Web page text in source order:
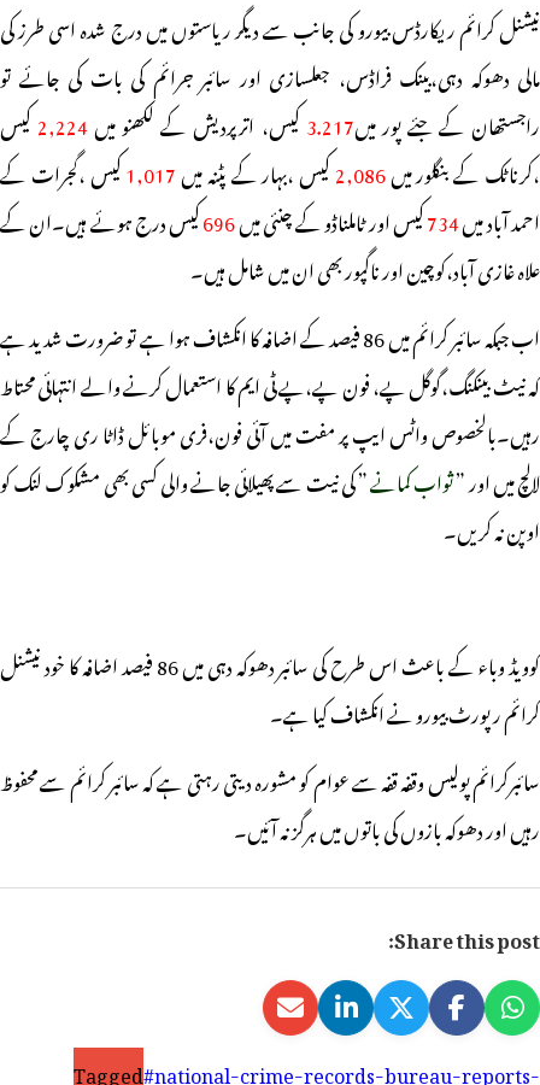
نیشنل کرائم ریکارڈس بیورو کی جانب سے دیگر ریاستوں میں درج شدہ اسی طرز کی
مالی دھوکہ دہی،بینک فراڈس، جعلسازی اور سائبر جرائم کی بات کی جائے تو
راجستھان کے جئے پور میں3.217کیس، اترپردیش کے لکھنو میں2,224کیس
،کرناٹک کے بنگلور میں2,086کیس ،بہار کے پٹنہ میں1,017کیس ،گجرات کے
احمد آباد میں734کیس اور ٹاملناڈو کے چنئی میں696کیس درج ہوئے ہیں۔ان کے
علاہ غازی آباد،کوچین اور ناگپور بھی ان میں شامل ہیں۔
اب جبکہ سائبر کرائم میں 86 فیصد کے اضافہ کا انکشاف ہوا ہے تو ضرورت شدید ہے
کہ نیٹ بینکنگ،گوگل پے، فون پے،پے ٹی ایم کا استعمال کرنے والے انتہائی محتاط
رہیں۔بالخصوص واٹس ایپ پر مفت میں آئی فون،فری موبائل ڈاٹا ری چارج کے
لالچ میں اور ”ثواب کمانے” کی نیت سے پھیلائی جانے والی کسی بھی مشکوک لنک کو
اوپن نہ کریں۔
کوویڈ وباء کے باعث اس طرح کی سائبر دھوکہ دہی میں 86 فیصد اضافہ کا خود نیشنل
کرائم رپورٹ بیورو نے انکشاف کیا ہے۔
سائبرکرائم پولیس وقفہ قفہ سے عوام کو مشورہ دیتی رہتی ہے کہ سائبر کرائم سے محفوظ
رہیں اور دھوکہ بازوں کی باتوں میں ہرگز نہ آئیں۔
Share this post:
Tagged#national-crime-records-bureau-reports-